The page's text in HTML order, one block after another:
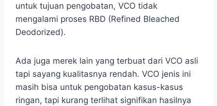
untuk tujuan pengobatan, VCO tidak
mengalami proses RBD (Refined Bleached
Deodorized).
Ada juga merek lain yang terbuat dari VCO asli
tapi sayang kualitasnya rendah. VCO jenis ini
masih bisa untuk pengobatan kasus-kasus
ringan, tapi kurang terlihat signifikan hasilnya